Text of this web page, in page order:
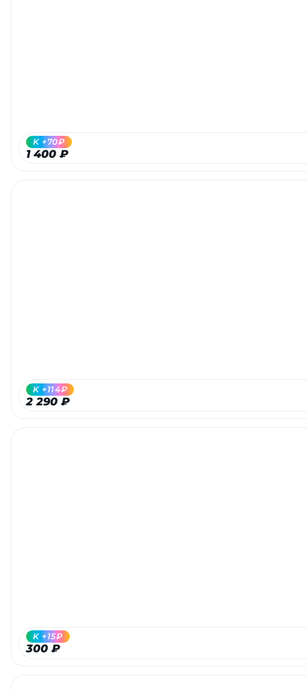
1 400 ₽
K +70₽
2 290 ₽
K +114₽
300 ₽
K +15₽